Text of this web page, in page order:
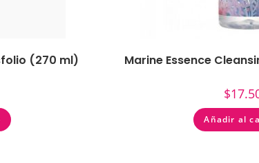
(270 ml) Marine Essence
$
Añadir al